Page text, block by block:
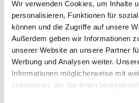
Wir verwenden Cookies, um Inhalte
personalisieren, Funktionen für
können und die Zugriffe auf unsere
Außerdem geben wir Informationen
unserer Website an unsere Partner
Werbung und Analysen weiter.
Informationen möglicherweise mit
zusammen, die Sie ihnen